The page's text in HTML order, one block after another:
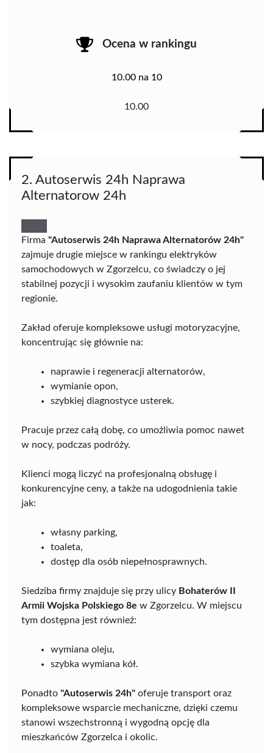
Ocena w rankingu
10.00 na 10
10.00
2. Autoserwis 24h Naprawa
Alternatorow 24h
Firma "Autoserwis 24h Naprawa Alternatorów 24h"
zajmuje drugie miejsce w rankingu elektryków
samochodowych w Zgorzelcu, co świadczy o jej
stabilnej pozycji i wysokim zaufaniu klientów w tym
regionie.
Zakład oferuje kompleksowe usługi motoryzacyjne,
koncentrując się głównie na:
naprawie i regeneracji alternatorów,
wymianie opon,
szybkiej diagnostyce usterek.
Pracuje przez całą dobę, co umożliwia pomoc nawet
w nocy, podczas podróży.
Klienci mogą liczyć na profesjonalną obsługę i
konkurencyjne ceny, a także na udogodnienia takie
jak:
własny parking,
toaleta,
dostęp dla osób niepełnosprawnych.
Siedziba firmy znajduje się przy ulicy Bohaterów II
Armii Wojska Polskiego 8e w Zgorzelcu. W miejscu
tym dostępna jest również:
wymiana oleju,
szybka wymiana kół.
Ponadto "Autoserwis 24h" oferuje transport oraz
kompleksowe wsparcie mechaniczne, dzięki czemu
stanowi wszechstronną i wygodną opcję dla
mieszkańców Zgorzelca i okolic.